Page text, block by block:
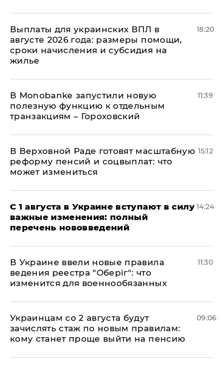
Выплаты для украинских ВПЛ в
августе 2026 года: размеры помощи,
сроки начисления и субсидия на
жилье
18:20
В Мonobankе запустили новую
полезную функцию к отдельным
транзакциям – Гороховский
11:39
В Верховной Раде готовят масштабную
реформу пенсий и соцвыплат: что
может измениться
15:12
С 1 августа в Украине вступают в силу
важные изменения: полный
перечень нововведений
14:24
В Украине ввели новые правила
ведения реестра "Оберіг": что
изменится для военнообязанных
11:30
Украинцам со 2 августа будут
зачислять стаж по новым правилам:
кому станет проще выйти на пенсию
09:06